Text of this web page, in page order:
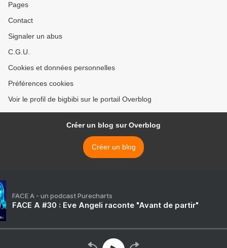
Pages
Contact
Signaler un abus
C.G.U.
Cookies et données personnelles
Préférences cookies
Voir le profil de bigbibi sur le portail Overblog
Créer un blog sur Overblog
Créer un blog
FACE A - un podcast Purecharts
FACE A #30 : Eve Angeli raconte "Avant de partir"